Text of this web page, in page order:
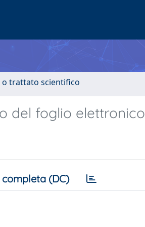
trattato scientifico
del foglio elettronico
completa (DC)